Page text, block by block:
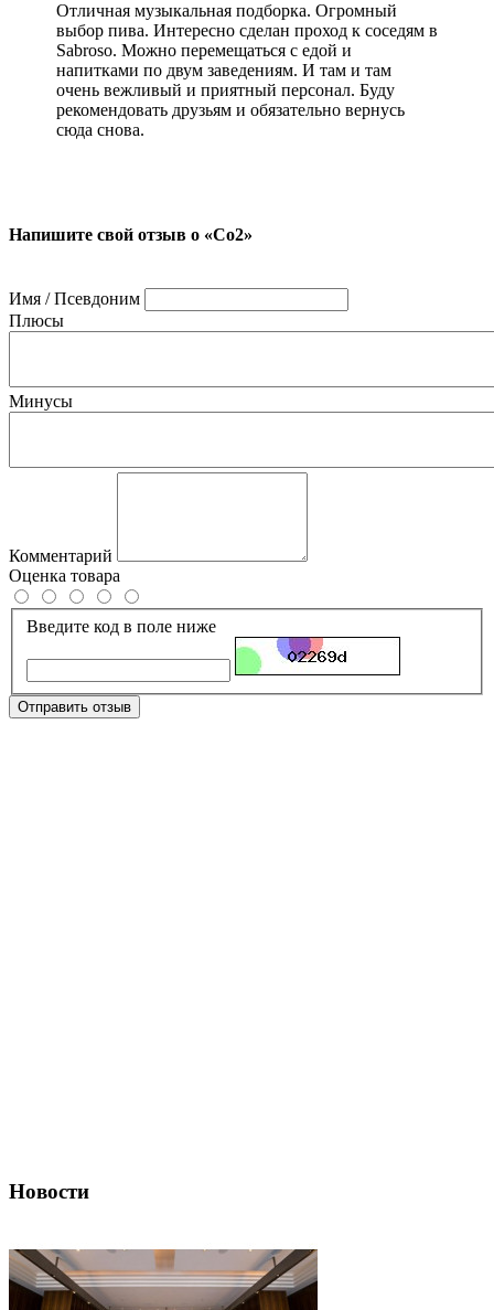
Отличная музыкальная подборка. Огромный
выбор пива. Интересно сделан проход к соседям в
Sabroso. Можно перемещаться с едой и
напитками по двум заведениям. И там и там
очень вежливый и приятный персонал. Буду
рекомендовать друзьям и обязательно вернусь
сюда снова.
Напишите свой отзыв о «Co2»
Имя / Псевдоним
Плюсы
Минусы
Комментарий
Оценка товара
Введите код в поле ниже
Отправить отзыв
Новости